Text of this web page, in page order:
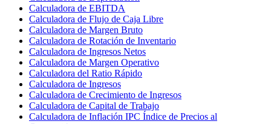
Calculadora de EBITDA
Calculadora de Flujo de Caja Libre
Calculadora de Margen Bruto
Calculadora de Rotación de Inventario
Calculadora de Ingresos Netos
Calculadora de Margen Operativo
Calculadora del Ratio Rápido
Calculadora de Ingresos
Calculadora de Crecimiento de Ingresos
Calculadora de Capital de Trabajo
Calculadora de Inflación IPC Índice de Precios al